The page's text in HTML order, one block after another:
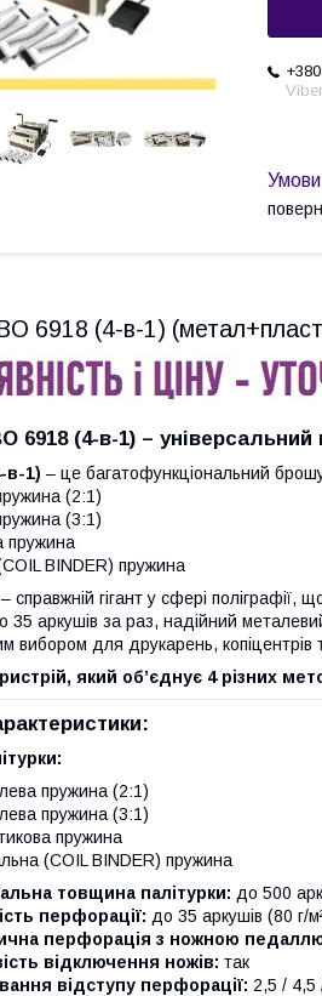
6918 (4-в-1)
6918 (4-в-1) –
в-1) – це багатофункціональний
(2:1)
(3:1)
пружина
BINDER) пружина
справжній гігант у сфері
35 аркушів за раз, надійний
вибором для друкарень, копіцентрів
який об’єднує 4 різних
пружина (2:1)
пружина (3:1)
пружина
(COIL BINDER) пружина
товщина палітурки: до 500
перфорації: до 35 аркушів (80 г/
перфорація з ножною
відключення ножів: так
відступу перфорації: 2,5 / 4,5